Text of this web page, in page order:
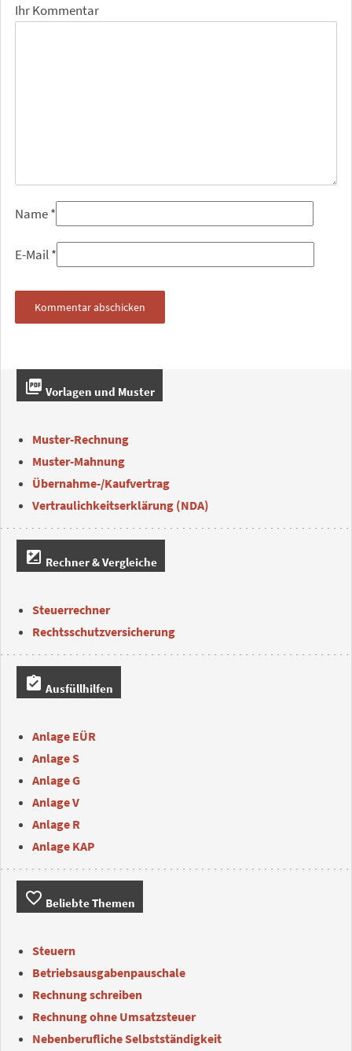
Ihr Kommentar
Name*
E-Mail*
picture_as_pdf Vorlagen und Muster
Muster-Rechnung
Muster-Mahnung
Übernahme-/Kaufvertrag
Vertraulichkeitserklärung (NDA)
iso Rechner & Vergleiche
Steuerrechner
Rechtsschutzversicherung
assignment_turned_in Ausfüllhilfen
Anlage EÜR
Anlage S
Anlage G
Anlage V
Anlage R
Anlage KAP
favorite_border Beliebte Themen
Steuern
Betriebsausgabenpauschale
Rechnung schreiben
Rechnung ohne Umsatzsteuer
Nebenberufliche Selbstständigkeit